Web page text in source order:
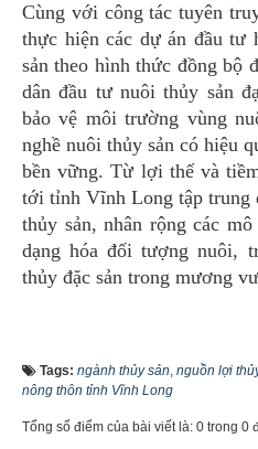
Cùng với công tác tuyên
thực hiện các dự án đầu tư
sản theo hình thức đồng bộ
dân đầu tư nuôi thủy sản
bảo vệ môi trường vùng
nghề nuôi thủy sản có hiệu
bền vững. Từ lợi thế và
tới tỉnh Vĩnh Long tập trung
thủy sản, nhân rộng các
dạng hóa đối tượng nuôi,
thủy đặc sản trong mương
Tags: ngành thủy sản, nguồn lợi
nông thôn tỉnh Vĩnh Long
Tổng số điểm của bài viết là: 0 trong 0